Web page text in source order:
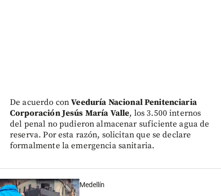
De acuerdo conVeeduría Nacional Penitenciaria
Corporación Jesús María Valle, los 3.500 internos
del penal no pudieron almacenar suficiente agua de
reserva. Por esta razón, solicitan que se declare
formalmente la emergencia sanitaria.
Medellín